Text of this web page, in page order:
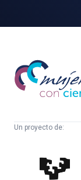
Mujeres
con
ciencia
Un proyecto de:
Cultura